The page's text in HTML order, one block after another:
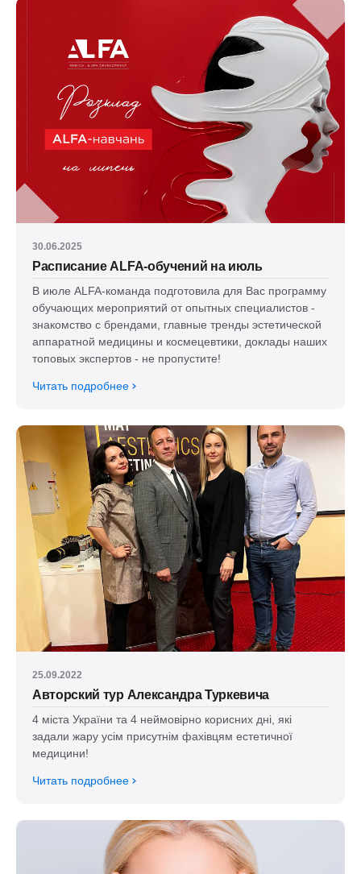
30.06.2025
Расписание ALFA-обучений на июль
В июле ALFA-команда подготовила для Вас программу
обучающих мероприятий от опытных специалистов -
знакомство с брендами, главные тренды эстетической
аппаратной медицины и космецевтики, доклады наших
топовых экспертов - не пропустите!
Читать подробнее
25.09.2022
Авторский тур Александра Туркевича
4 міста України та 4 неймовірно корисних дні, які
задали жару усім присутнім фахівцям естетичної
медицини!
Читать подробнее